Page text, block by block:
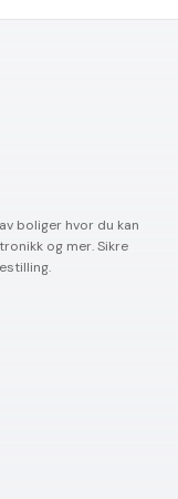
boliger hvor du kan
og mer. Sikre